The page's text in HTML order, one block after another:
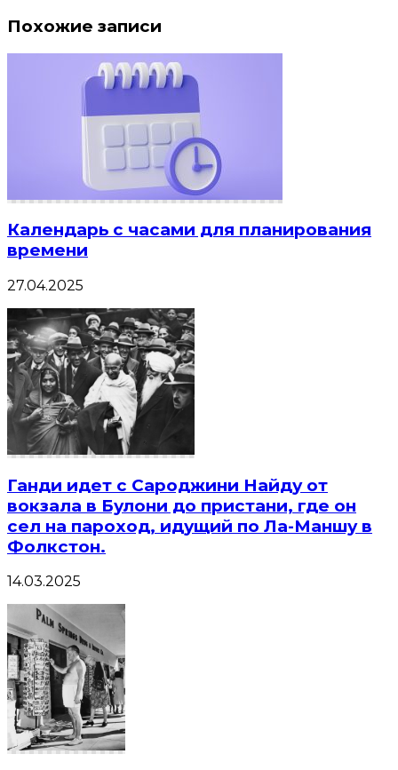
Похожие записи
Календарь с часами для планирования
времени
27.04.2025
Ганди идет с Сароджини Найду от
вокзала в Булони до пристани, где он
сел на пароход, идущий по Ла-Маншу в
Фолкстон.
14.03.2025